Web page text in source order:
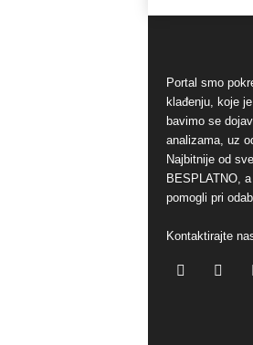
Portal smo
klađenju, koje
bavimo se
analizama, uz
Najbitnije od
BESPLATNO,
pomogli pri
Kontaktirajte